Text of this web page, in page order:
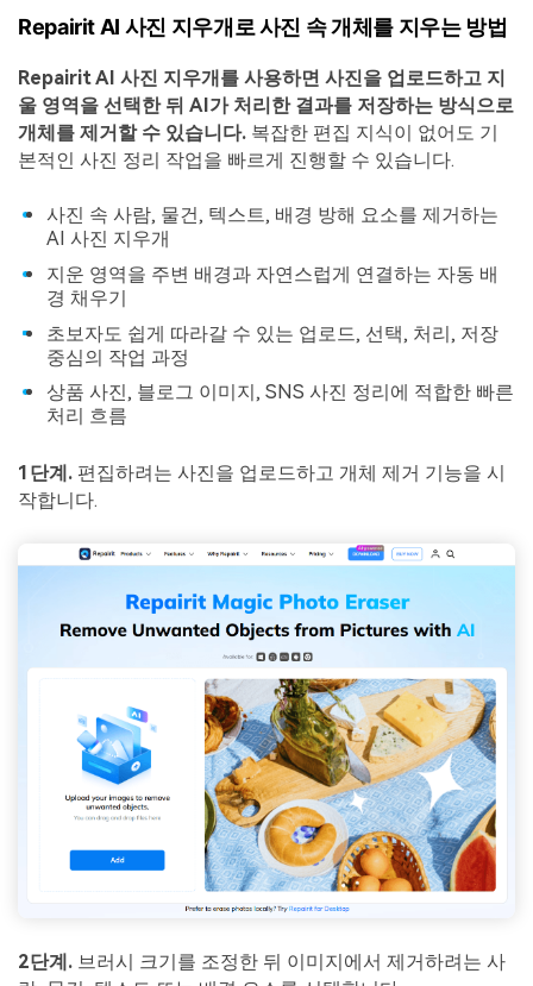
Repairit AI 사진 지우개로 사진 속 개체를 지우는 방법
Repairit AI 사진 지우개를 사용하면 사진을 업로드하고 지
울 영역을 선택한 뒤 AI가 처리한 결과를 저장하는 방식으로
개체를 제거할 수 있습니다. 복잡한 편집 지식이 없어도 기
본적인 사진 정리 작업을 빠르게 진행할 수 있습니다.
사진 속 사람, 물건, 텍스트, 배경 방해 요소를 제거하는
AI 사진 지우개
지운 영역을 주변 배경과 자연스럽게 연결하는 자동 배
경 채우기
초보자도 쉽게 따라갈 수 있는 업로드, 선택, 처리, 저장
중심의 작업 과정
상품 사진, 블로그 이미지, SNS 사진 정리에 적합한 빠른
처리 흐름
1단계. 편집하려는 사진을 업로드하고 개체 제거 기능을 시
작합니다.
2단계. 브러시 크기를 조정한 뒤 이미지에서 제거하려는 사